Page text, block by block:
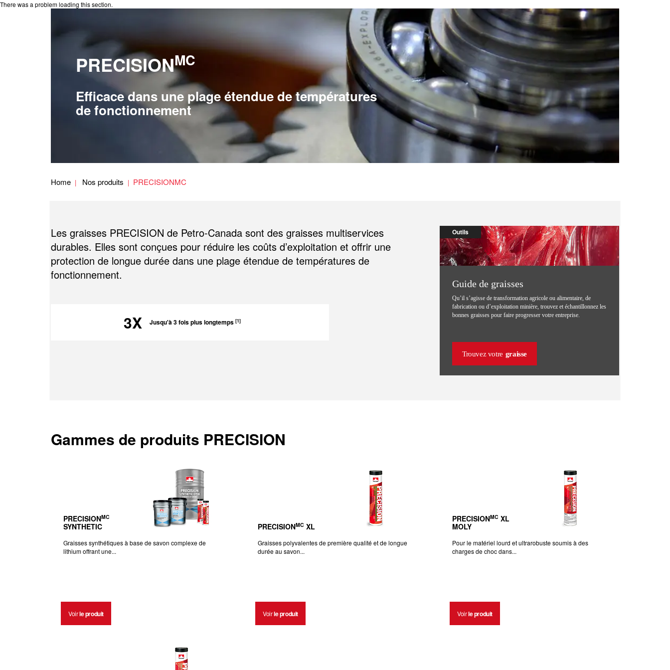
There was a problem loading this section.
PRECISIONMC
Efficace dans une plage étendue de températures
de fonctionnement
Home Nos produits PRECISIONMC
Les graisses PRECISION de Petro-Canada sont des graisses multiservices
durables. Elles sont conçues pour réduire les coûts d’exploitation et offrir une
protection de longue durée dans une plage étendue de températures de
fonctionnement.
3X Jusqu'à 3 fois plus longtemps [1]
Outils
Guide de graisses
Qu’il s’agisse de transformation agricole ou alimentaire, de
fabrication ou d’exploitation minière, trouvez et échantillonnez les
bonnes graisses pour faire progresser votre entreprise.
Trouvez votre graisse
Gammes de produits PRECISION
PRECISIONMC
SYNTHETIC
Graisses synthétiques à base de savon complexe de
lithium offrant une...
Voirle produit
PRECISIONMC XL
Graisses polyvalentes de première qualité et de longue
durée au savon...
Voirle produit
PRECISIONMC XL
MOLY
Pour le matériel lourd et ultrarobuste soumis à des
charges de choc dans...
Voirle produit